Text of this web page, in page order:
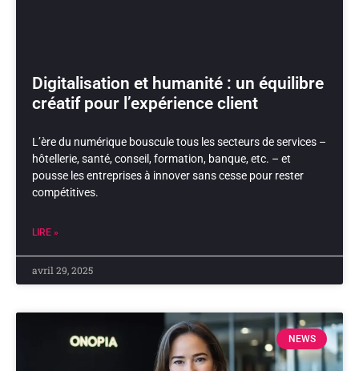
Digitalisation et humanité : un équilibre
créatif pour l’expérience client
L’ère du numérique bouscule tous les secteurs de services –
hôtellerie, santé, conseil, formation, banque, etc. – et
pousse les entreprises à innover sans cesse pour rester
compétitives.
LIRE »
avril 29, 2025
NEWS